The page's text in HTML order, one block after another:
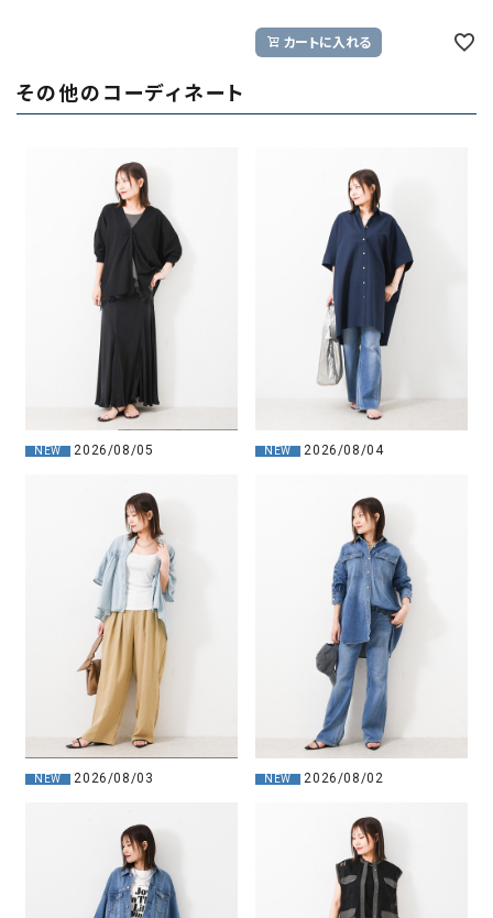
カートに入れる
その他のコーディネート
NEW 2026/08/05 NEW 2026/08/04
NEW 2026/08/03 NEW 2026/08/02